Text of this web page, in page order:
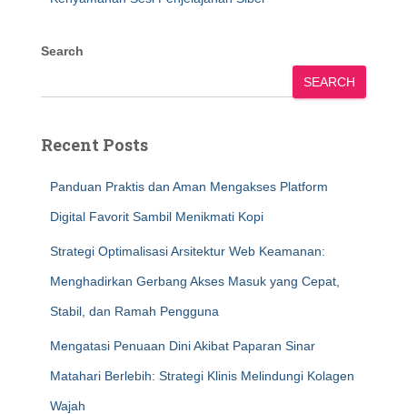
Search
SEARCH
Recent Posts
Panduan Praktis dan Aman Mengakses Platform
Digital Favorit Sambil Menikmati Kopi
Strategi Optimalisasi Arsitektur Web Keamanan:
Menghadirkan Gerbang Akses Masuk yang Cepat,
Stabil, dan Ramah Pengguna
Mengatasi Penuaan Dini Akibat Paparan Sinar
Matahari Berlebih: Strategi Klinis Melindungi Kolagen
Wajah